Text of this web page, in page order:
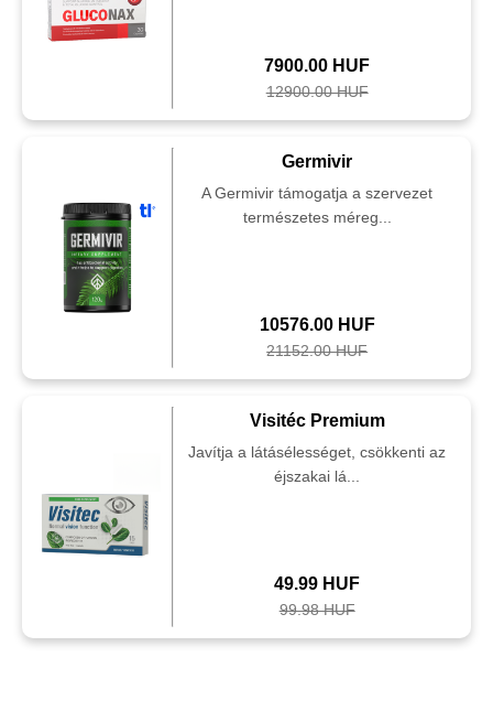
7900.00 HUF
12900.00 HUF
Germivir
A Germivir támogatja a szervezet
természetes méreg...
10576.00 HUF
21152.00 HUF
Visitéc Premium
Javítja a látásélességet, csökkenti az
éjszakai lá...
49.99 HUF
99.98 HUF